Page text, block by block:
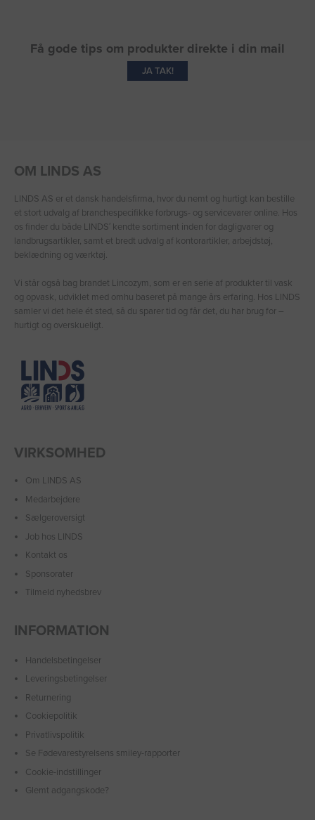
Få gode tips om produkter direkte i din mail
JA TAK!
OM LINDS AS
LINDS AS er et dansk handelsfirma, hvor du nemt og hurtigt kan bestille
et stort udvalg af branchespecifikke forbrugs- og servicevarer online. Hos
os finder du både LINDS′ kendte sortiment inden for dagligvarer og
landbrugsartikler, samt et bredt udvalg af kontorartikler, arbejdstøj,
beklædning og værktøj.
Vi står også bag brandet Lincozym, som er en serie af produkter til vask
og opvask, udviklet med omhu baseret på mange års erfaring. Hos LINDS
samler vi det hele ét sted, så du sparer tid og får det, du har brug for –
hurtigt og overskueligt.
VIRKSOMHED
Om LINDS AS
Medarbejdere
Sælgeroversigt
Job hos LINDS
Kontakt os
Sponsorater
Tilmeld nyhedsbrev
INFORMATION
Handelsbetingelser
Leveringsbetingelser
Returnering
Cookiepolitik
Privatlivspolitik
Se Fødevarestyrelsens smiley-rapporter
Cookie-indstillinger
Glemt adgangskode?